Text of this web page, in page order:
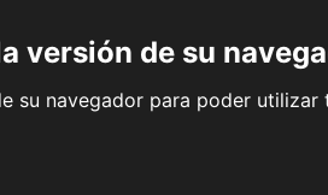
versión de su
su navegador para poder